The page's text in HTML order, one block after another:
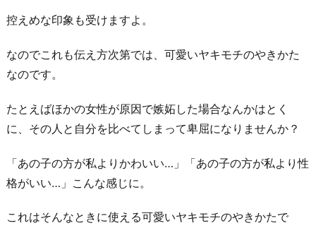
控えめな印象も受けますよ。
なのでこれも伝え方次第では、可愛いヤキモチのやきかた
なのです。
たとえばほかの女性が原因で嫉妬した場合なんかはとく
に、その人と自分を比べてしまって卑屈になりませんか？
「あの子の方が私よりかわいい…」「あの子の方が私より性
格がいい…」こんな感じに。
これはそんなときに使える可愛いヤキモチのやきかたで